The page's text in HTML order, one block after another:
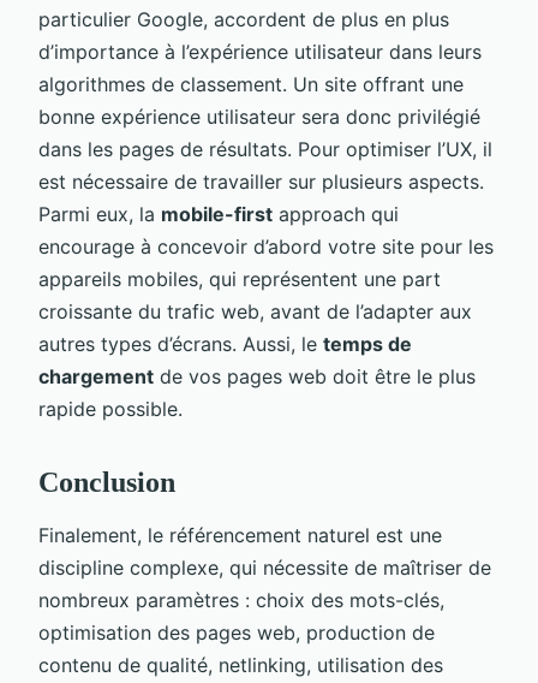
particulier Google, accordent de plus en plus
d’importance à l’expérience utilisateur dans leurs
algorithmes de classement. Un site offrant une
bonne expérience utilisateur sera donc privilégié
dans les pages de résultats. Pour optimiser l’UX, il
est nécessaire de travailler sur plusieurs aspects.
Parmi eux, la mobile-first approach qui
encourage à concevoir d’abord votre site pour les
appareils mobiles, qui représentent une part
croissante du trafic web, avant de l’adapter aux
autres types d’écrans. Aussi, le temps de
chargement de vos pages web doit être le plus
rapide possible.
Conclusion
Finalement, le référencement naturel est une
discipline complexe, qui nécessite de maîtriser de
nombreux paramètres : choix des mots-clés,
optimisation des pages web, production de
contenu de qualité, netlinking, utilisation des